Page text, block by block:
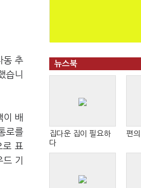
동 추
습니
이 배
로를
로 표
기
뉴스북
집다운 집이 필요하
다
편